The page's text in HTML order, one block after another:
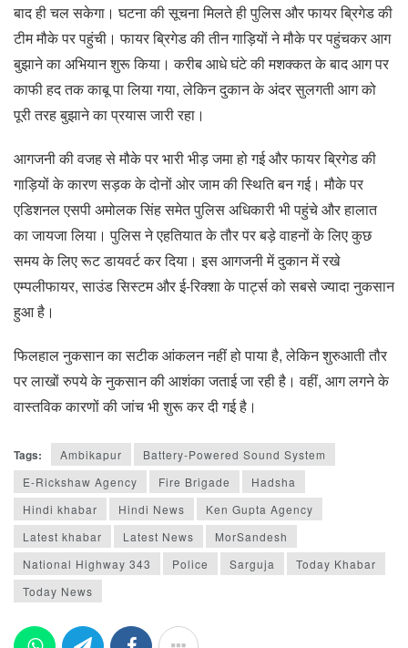
बाद ही चल सकेगा। घटना की सूचना मिलते ही पुलिस और फायर ब्रिगेड की
टीम मौके पर पहुंची। फायर ब्रिगेड की तीन गाड़ियों ने मौके पर पहुंचकर आग
बुझाने का अभियान शुरू किया। करीब आधे घंटे की मशक्कत के बाद आग पर
काफी हद तक काबू पा लिया गया, लेकिन दुकान के अंदर सुलगती आग को
पूरी तरह बुझाने का प्रयास जारी रहा।
आगजनी की वजह से मौके पर भारी भीड़ जमा हो गई और फायर ब्रिगेड की
गाड़ियों के कारण सड़क के दोनों ओर जाम की स्थिति बन गई। मौके पर
एडिशनल एसपी अमोलक सिंह समेत पुलिस अधिकारी भी पहुंचे और हालात
का जायजा लिया। पुलिस ने एहतियात के तौर पर बड़े वाहनों के लिए कुछ
समय के लिए रूट डायवर्ट कर दिया। इस आगजनी में दुकान में रखे
एम्पलीफायर, साउंड सिस्टम और ई-रिक्शा के पार्ट्स को सबसे ज्यादा नुकसान
हुआ है।
फिलहाल नुकसान का सटीक आंकलन नहीं हो पाया है, लेकिन शुरुआती तौर
पर लाखों रुपये के नुकसान की आशंका जताई जा रही है। वहीं, आग लगने के
वास्तविक कारणों की जांच भी शुरू कर दी गई है।
Tags: Ambikapur
Battery-Powered Sound System
E-Rickshaw Agency
Fire Brigade
Hadsha
Hindi khabar
Hindi News
Ken Gupta Agency
Latest khabar
Latest News
MorSandesh
National Highway 343
Police Sarguja
Today Khabar
Today News